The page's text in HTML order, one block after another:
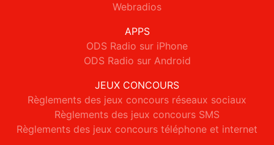
Webradios
APPS
ODS Radio sur iPhone
ODS Radio sur Android
JEUX CONCOURS
Règlements des jeux concours réseaux sociaux
Règlements des jeux concours SMS
Règlements des jeux concours téléphone et internet